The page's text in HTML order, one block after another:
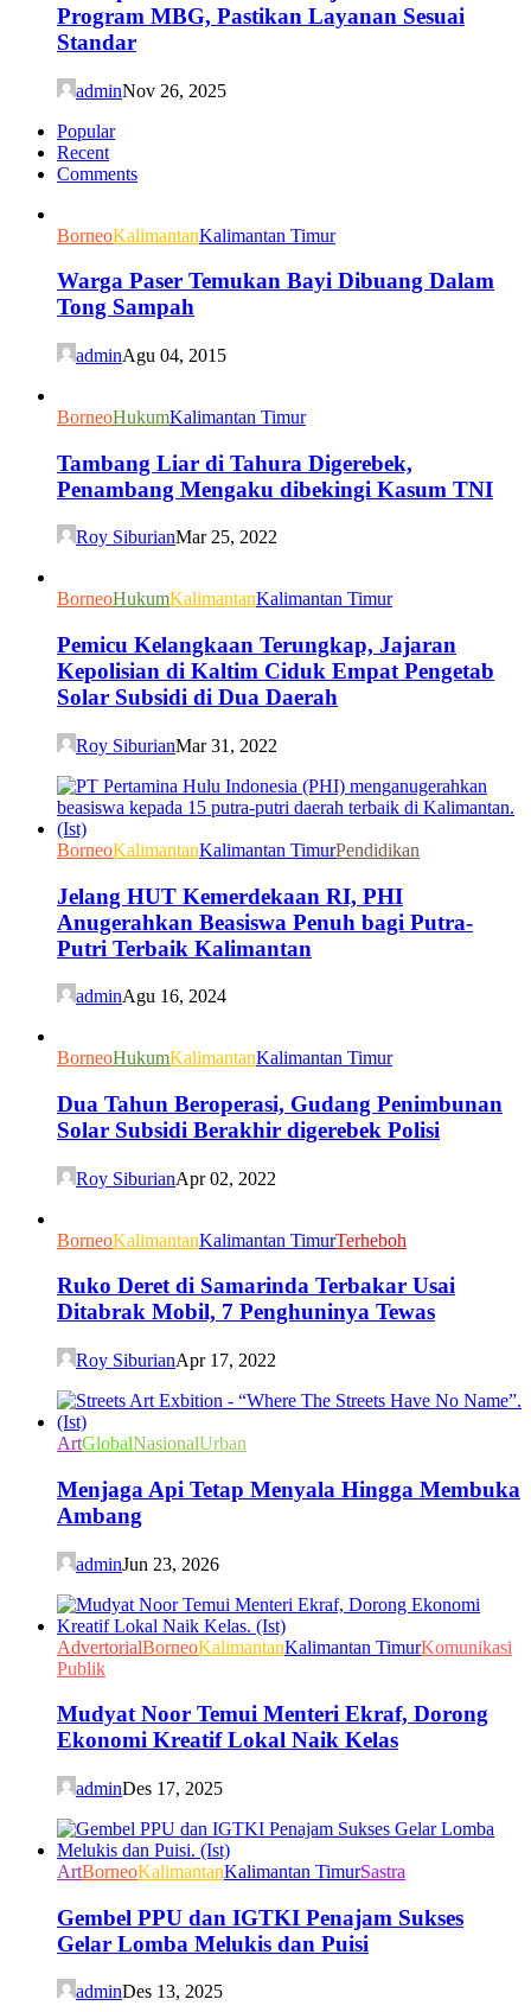
Program MBG, Pastikan Layanan Sesuai
Standar
adminNov 26, 2025
Popular
Recent
Comments
BorneoKalimantanKalimantan Timur
Warga Paser Temukan Bayi Dibuang Dalam
Tong Sampah
adminAgu 04, 2015
BorneoHukumKalimantan Timur
Tambang Liar di Tahura Digerebek,
Penambang Mengaku dibekingi Kasum TNI
Roy SiburianMar 25, 2022
BorneoHukumKalimantanKalimantan Timur
Pemicu Kelangkaan Terungkap, Jajaran
Kepolisian di Kaltim Ciduk Empat Pengetab
Solar Subsidi di Dua Daerah
Roy SiburianMar 31, 2022
BorneoKalimantanKalimantan TimurPendidikan
Jelang HUT Kemerdekaan RI, PHI
Anugerahkan Beasiswa Penuh bagi Putra-
Putri Terbaik Kalimantan
adminAgu 16, 2024
BorneoHukumKalimantanKalimantan Timur
Dua Tahun Beroperasi, Gudang Penimbunan
Solar Subsidi Berakhir digerebek Polisi
Roy SiburianApr 02, 2022
BorneoKalimantanKalimantan TimurTerheboh
Ruko Deret di Samarinda Terbakar Usai
Ditabrak Mobil, 7 Penghuninya Tewas
Roy SiburianApr 17, 2022
ArtGlobalNasionalUrban
Menjaga Api Tetap Menyala Hingga Membuka
Ambang
adminJun 23, 2026
AdvertorialBorneoKalimantanKalimantan TimurKomunikasi
Publik
Mudyat Noor Temui Menteri Ekraf, Dorong
Ekonomi Kreatif Lokal Naik Kelas
adminDes 17, 2025
ArtBorneoKalimantanKalimantan TimurSastra
Gembel PPU dan IGTKI Penajam Sukses
Gelar Lomba Melukis dan Puisi
adminDes 13, 2025